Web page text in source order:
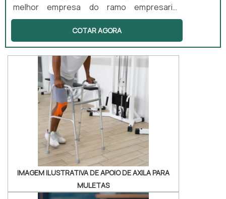
melhor empresa do ramo empresarial.
Cotando por meio da própria empresa e
descobrindo a melhor referência em
qualidade. Quando a busca é por
desinfecção de endoscópios, com a equipe
da Sanders do Brasil alcançará assertividade
com preços altamente competitivos.MAIS
DETALHES SOBRE DESINFECÇÃO DE
ENDOSCÓPIOSHá muitas maneiras eficientes
de demonstrar compet...
COTAR AGORA
IMAGEM ILUSTRATIVA DE APOIO DE AXILA PARA
MULETAS